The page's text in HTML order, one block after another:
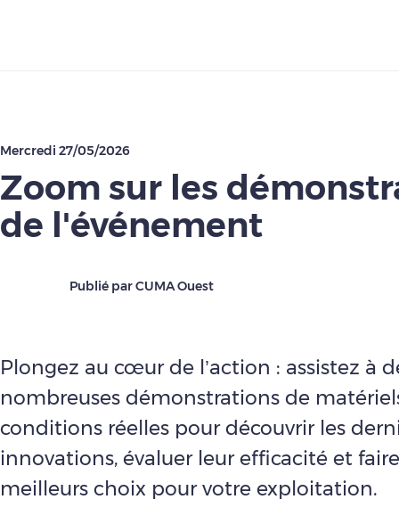
Mercredi 27/05/2026
Zoom sur les
de l'événement
Publié par CUMA Ouest
Plongez au cœur de l’action : assistez à
nombreuses démonstrations de
conditions réelles pour découvrir les
innovations, évaluer leur efficacité et
meilleurs choix pour votre exploitation.